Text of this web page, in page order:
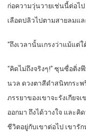
ก่อความวุ่นวายเช่นนี้ต่อไ
เลือดปลิวไปตามสายลมแ
“ถึงเวลานั้นเกรงว่าแม้แต่
“คิดไม่ถึงจริงๆ!” ซุนซื่อติ่ง
นวล ดวงตาสีดำสนิทกระ
ภรรยาของเขาจะรังเกีย
ออกมา ถึงได้วางใจ และคิ
ชีวิตอยู่กับเขาต่อไป เขารั